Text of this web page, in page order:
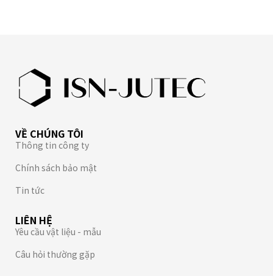
VỀ CHÚNG TÔI
Thông tin công ty
Chính sách bảo mật
Tin tức
LIÊN HỆ
Yêu cầu vật liệu - mẫu
Câu hỏi thường gặp